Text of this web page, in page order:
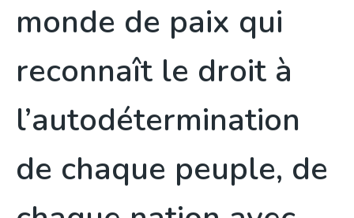
monde de paix qui
reconnaît le droit à
l’autodétermination
de chaque peuple, de